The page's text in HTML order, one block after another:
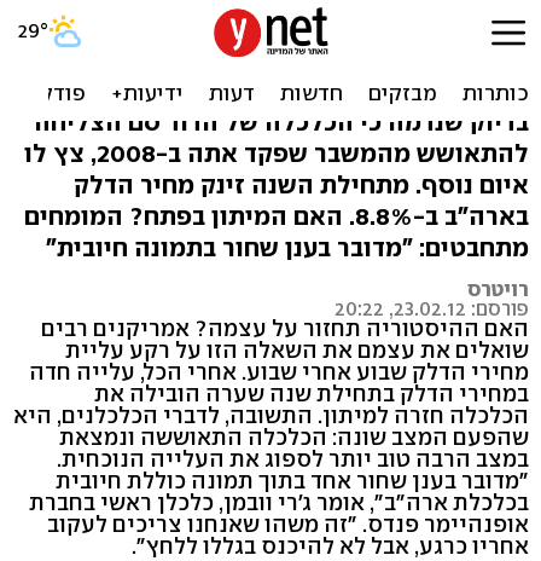
ארה"ב התאוששה - מחירי
הדלק יפילו אותה שוב?
בדיוק שנדמה כי הכלכלה של הדוד סם הצליחה
להתאושש מהמשבר שפקד אתה ב-2008, צץ לו
איום נוסף. מתחילת השנה זינק מחיר הדלק
בארה"ב ב-8.8%. האם המיתון בפתח? המומחים
מתחבטים: "מדובר בענן שחור בתמונה חיובית"
רויטרס
פורסם: 23.02.12, 20:22
האם ההיסטוריה תחזור על עצמה? אמריקנים רבים
שואלים את עצמם את השאלה הזו על רקע עליית
מחירי הדלק שבוע אחרי שבוע. אחרי הכל, עלייה חדה
במחירי הדלק בתחילת שנה שערה הובילה את
הכלכלה חזרה למיתון. התשובה, לדברי הכלכלנים, היא
שהפעם המצב שונה: הכלכלה התאוששה ונמצאת
במצב הרבה טוב יותר לספוג את העלייה הנוכחית.
"מדובר בענן שחור אחד בתוך תמונה כוללת חיובית
בכלכלת ארה"ב", אומר ג'רי וובמן, כלכלן ראשי בחברת
אופנהיימר פנדס. "זה משהו שאנחנו צריכים לעקוב
אחריו כרגע, אבל לא להיכנס בגללו ללחץ".